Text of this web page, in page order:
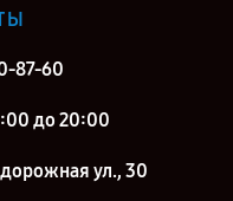
87-60
до 20:00
ул., 30